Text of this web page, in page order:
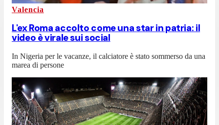
Valencia
L'ex Roma accolto come una star in patria: il
video è virale sui social
In Nigeria per le vacanze, il calciatore è stato sommerso da una
marea di persone